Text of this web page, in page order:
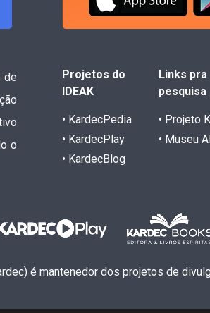
de
o
Projetos do
IDEAK
• KardecPedia
• KardecPlay
• KardecBlog
Links pra
pesquisa
• Projeto
• Museu
é mantenedor dos projetos de